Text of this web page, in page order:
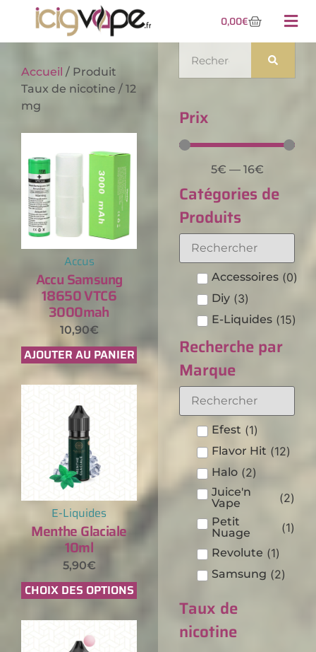
0,00€
Accueil / Produit
Taux de nicotine / 12
mg
Accus
Accu Samsung
18650 VTC6
3000mah
10,90€
AJOUTER AU PANIER
E-Liquides
Menthe Glaciale
10ml
5,90€
CHOIX DES OPTIONS
Prix
5€ — 16€
Catégories de
Produits
Accessoires (0)
Diy (3)
E-Liquides (15)
Recherche par
Marque
Efest (1)
Flavor Hit (12)
Halo (2)
Juice'n
Vape
(2)
Petit
Nuage
(1)
Revolute (1)
Samsung (2)
Taux de
nicotine